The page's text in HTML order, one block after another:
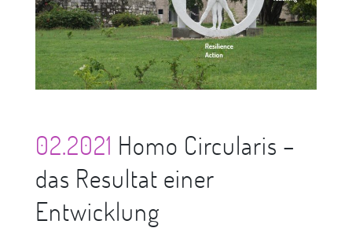
02.2021 Homo Circularis –
das Resultat einer
Entwicklung